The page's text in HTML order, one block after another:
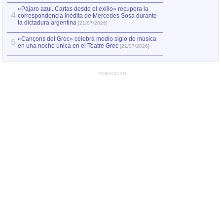
4
«Pájaro azul. Cartas desde el exilio» recupera la
correspondencia inédita de Mercedes Sosa durante
la dictadura argentina [21/07/2026]
5 «Cançons del Grec» celebra medio siglo de música
en una noche única en el Teatre Grec [21/07/2026]
PUBLICIDAD